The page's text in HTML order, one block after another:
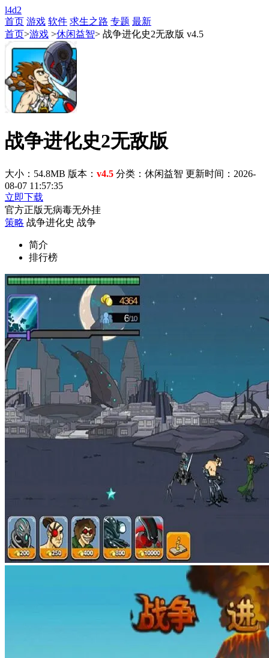
l4d2
首页 游戏 软件 求生之路 专题 最新
首页>游戏 >休闲益智> 战争进化史2无敌版 v4.5
战争进化史2无敌版
大小：54.8MB 版本： v4.5 分类：休闲益智 更新时间：2026-
08-07 11:57:35
立即下载
官方正版无病毒无外挂
策略 战争进化史 战争
简介
排行榜